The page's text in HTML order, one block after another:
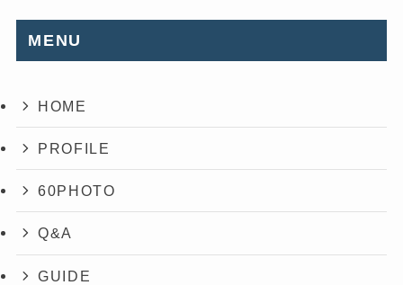
MENU
HOME
PROFILE
60PHOTO
Q&A
GUIDE